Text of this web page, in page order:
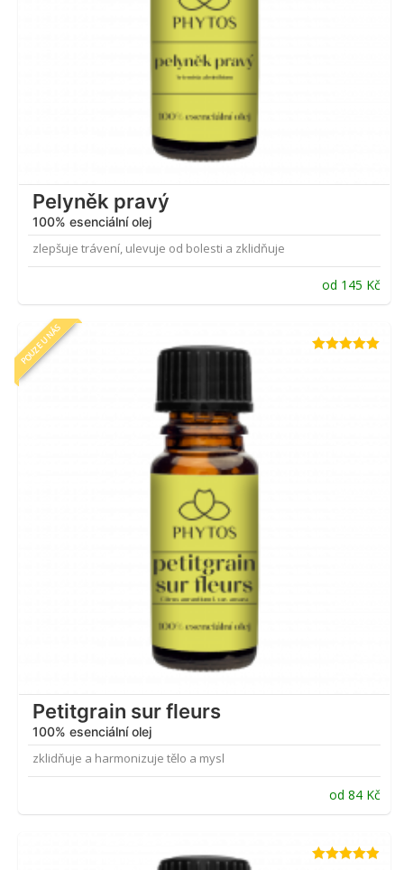
Pelyněk pravý
100% esenciální olej
zlepšuje trávení, ulevuje od bolesti a zklidňuje
od 145 Kč
POUZE U NÁS
Petitgrain sur fleurs
100% esenciální olej
zklidňuje a harmonizuje tělo a mysl
od 84 Kč